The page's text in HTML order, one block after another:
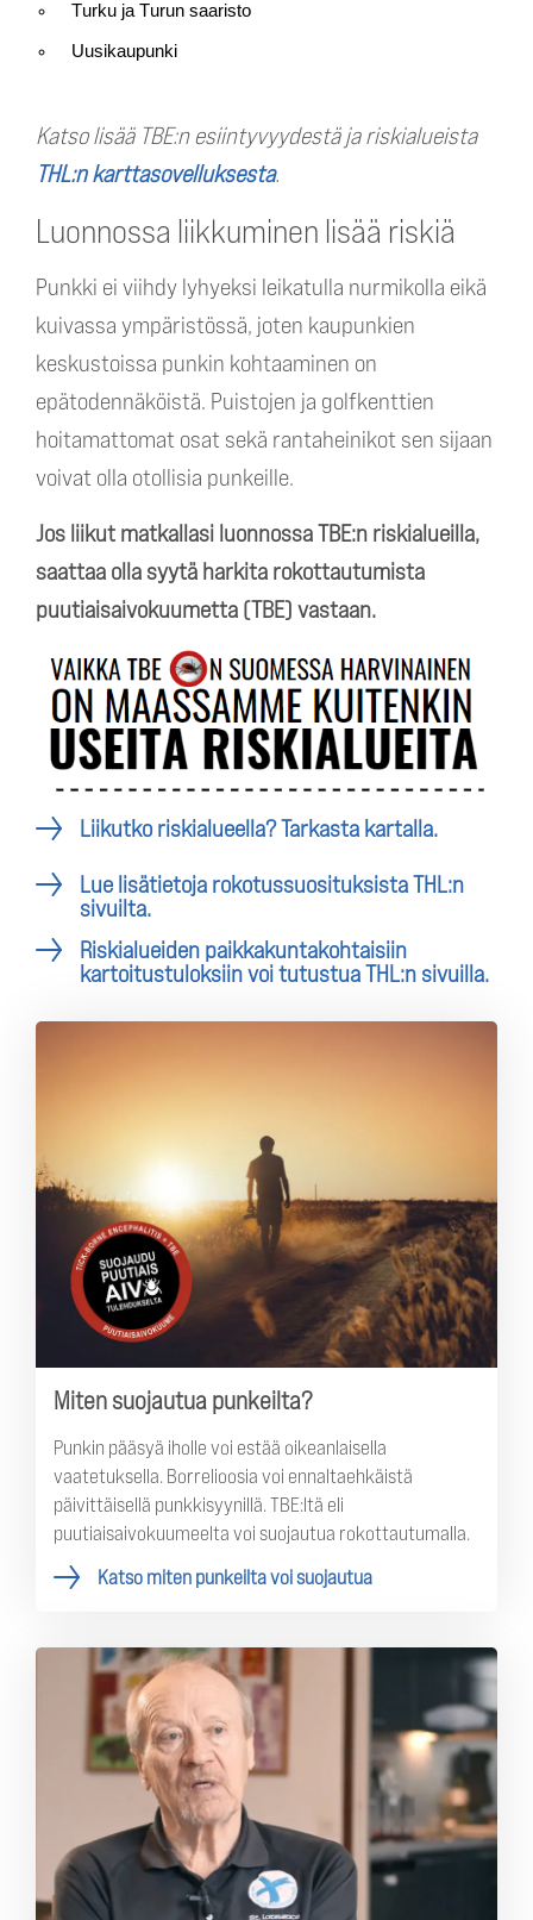
Miten suojautua punkeilta?
Punkin pääsyä iholle voi estää oikeanlaisella
vaatetuksella. Borrelioosia voi ennaltaehkäistä
päivittäisellä punkkisyynillä. TBE:ltä eli
puutiaisaivokuumeelta voi suojautua rokottautumalla.
Katso miten punkeilta voi suojautua
Turku ja Turun saaristo
Uusikaupunki
Katso lisää TBE:n esiintyvyydestä ja riskialueista
THL:n karttasovelluksesta.
Luonnossa liikkuminen lisää riskiä
Punkki ei viihdy lyhyeksi leikatulla nurmikolla eikä
kuivassa ympäristössä, joten kaupunkien
keskustoissa punkin kohtaaminen on
epätodennäköistä. Puistojen ja golfkenttien
hoitamattomat osat sekä rantaheinikot sen sijaan
voivat olla otollisia punkeille.
Jos liikut matkallasi luonnossa TBE:n riskialueilla,
saattaa olla syytä harkita rokottautumista
puutiaisaivokuumetta (TBE) vastaan.
Liikutko riskialueella?Tarkasta kartalla.
Lue lisätietoja rokotussuosituksista THL:n
sivuilta.
Riskialueiden paikkakuntakohtaisiin
kartoitustuloksiin voi tutustua THL:n sivuilla.